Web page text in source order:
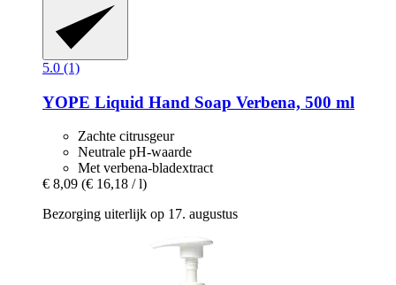
5.0 (1)
YOPE Liquid Hand Soap Verbena, 500 ml
Zachte citrusgeur
Neutrale pH-waarde
Met verbena-bladextract
€ 8,09 (€ 16,18 / l)
Bezorging uiterlijk op 17. augustus